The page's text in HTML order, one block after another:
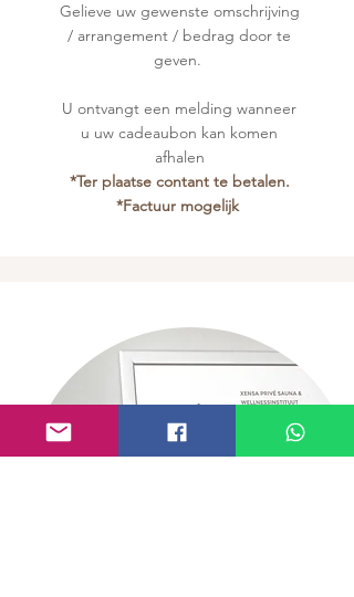
Gelieve uw gewenste omschrijving
/ arrangement / bedrag door te
geven.
U ontvangt een melding wanneer
u uw cadeaubon kan komen
afhalen
*Ter plaatse contant te betalen.
*Factuur mogelijk